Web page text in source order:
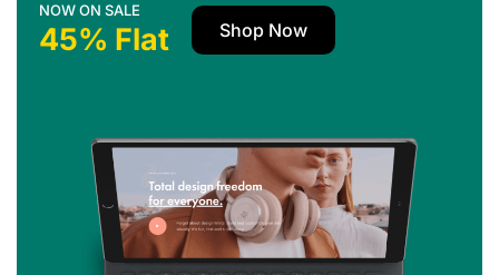
NOW ON SALE
45% Flat Shop Now